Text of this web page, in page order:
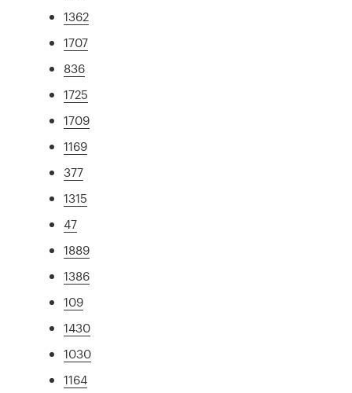
1362
1707
836
1725
1709
1169
377
1315
47
1889
1386
109
1430
1030
1164